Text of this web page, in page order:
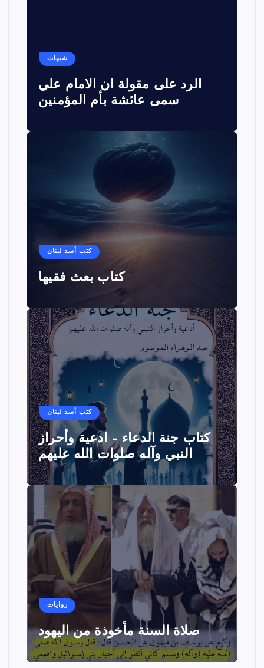
شبهات
الرد على مقولة ان الامام علي
سمى عائشة بأم المؤمنين
كتب أسد لبنان
كتاب بعث فقيها
كتب أسد لبنان
كتاب جنة الدعاء – ادعية وأحراز
النبي وآله صلوات الله عليهم
روايات
صلاة السنة مأخوذة من اليهود